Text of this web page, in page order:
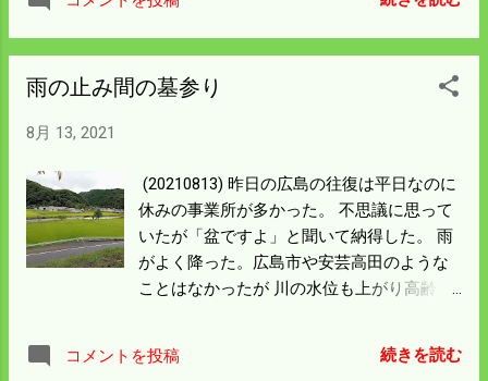
いるから当分大丈夫だろうけど 雨が止んだ
ら徹底的に点検の必要がある。 電柵に15ｗ
回の雨が降った。 大きなバッテリーだから
く降る。避難指示が出ているが今のところ
周辺では被害なし。 明日には止んでほしい
な。
雨の止み間の墓参り
8月 13, 2021
(20210813) 昨日の広島の往復は平日なのに
休みの事業所が多かった。 不思議に思って
いたが「盆ですよ」と聞いて納得した。 雨
がよく降った。広島市や安芸高田のような
ことはなかったが 川の水位も上がり高齢者
ら 昼前になって雨が止んだ。 その隙に墓参
コメントを投稿 続きを読む